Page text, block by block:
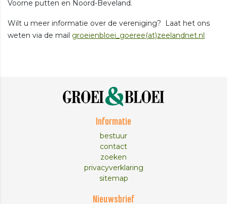
Voorne putten en Noord-Beveland.
Wilt u meer informatie over de vereniging? Laat het ons
weten via de mail groeienbloei_goeree(at)zeelandnet.nl
Informatie
bestuur
contact
zoeken
privacyverklaring
sitemap
Nieuwsbrief